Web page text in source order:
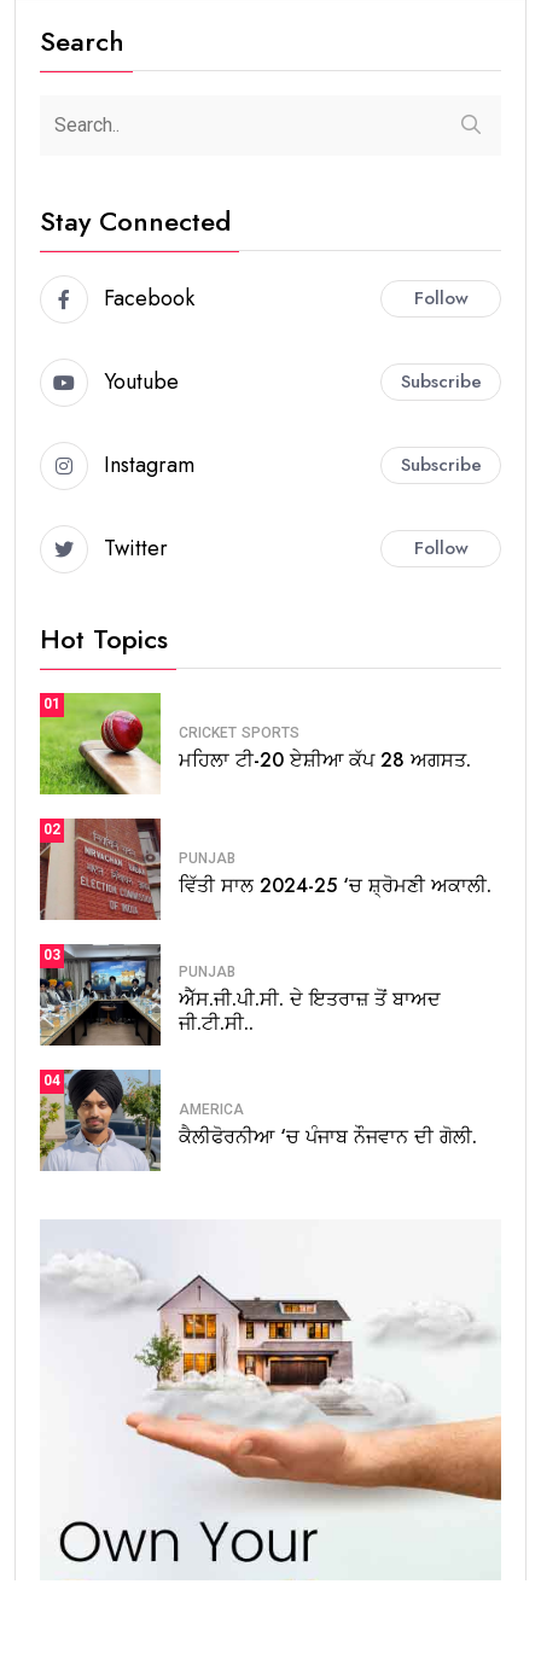
Search
Stay Connected
Facebook Follow
Youtube Subscribe
Instagram Subscribe
Twitter Follow
Hot Topics
01
CRICKET SPORTS
ਮਹਿਲਾ ਟੀ-20 ਏਸ਼ੀਆ ਕੱਪ 28 ਅਗਸਤ.
02
PUNJAB
ਵਿੱਤੀ ਸਾਲ 2024-25 ‘ਚ ਸ਼੍ਰੋਮਣੀ ਅਕਾਲੀ.
03
PUNJAB
ਐੱਸ.ਜੀ.ਪੀ.ਸੀ. ਦੇ ਇਤਰਾਜ਼ ਤੋਂ ਬਾਅਦ
ਜੀ.ਟੀ.ਸੀ..
04
AMERICA
ਕੈਲੀਫੋਰਨੀਆ ‘ਚ ਪੰਜਾਬ ਨੌਜਵਾਨ ਦੀ ਗੋਲੀ.